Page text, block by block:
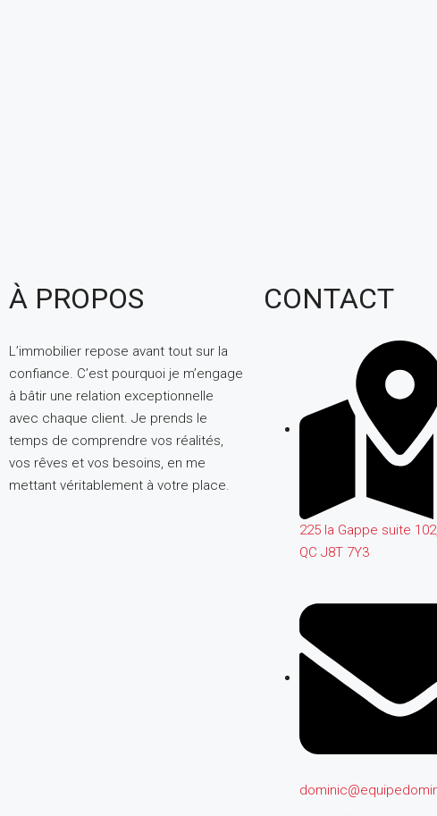
À PROPOS
L’immobilier repose avant tout sur la
confiance. C’est pourquoi je m’engage
à bâtir une relation exceptionnelle
avec chaque client. Je prends le
temps de comprendre vos réalités,
vos rêves et vos besoins, en me
mettant véritablement à votre place.
CONTACT
225 la Gappe suite
QC J8T 7Y3